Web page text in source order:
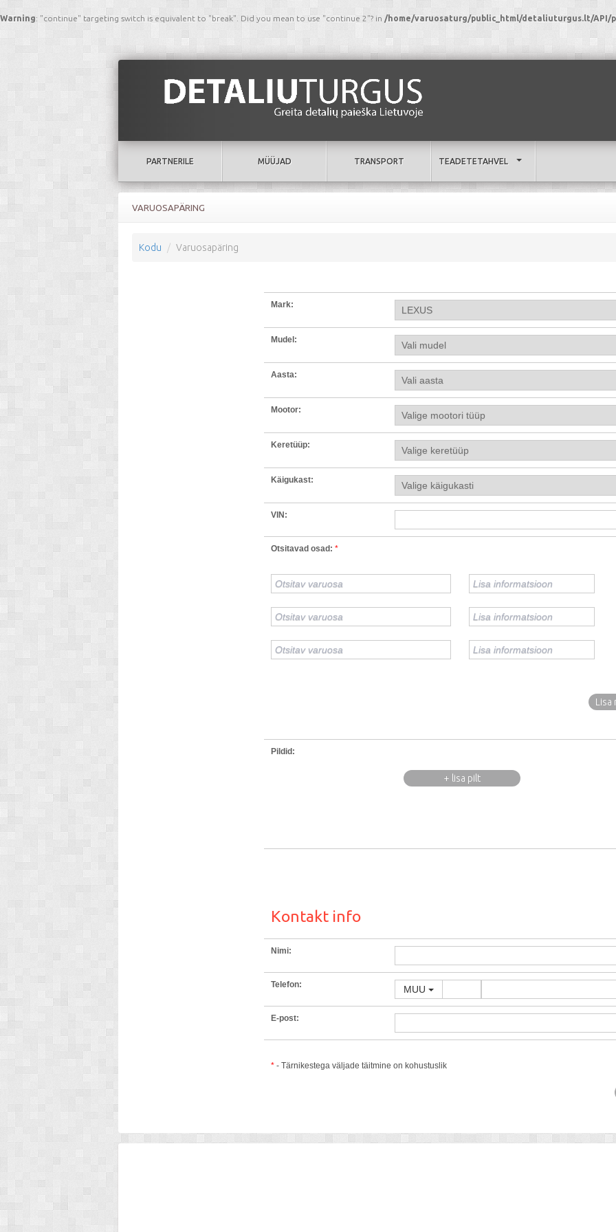
Warning: "continue" targeting switch is equivalent to "break". Did you mean to use "continue 2"? in /home/varuosaturg/public_html/detaliuturgus.lt/API/
PARTNERILE MÜÜJAD TRANSPORT TEADETETAHVEL
VARUOSAPÄRING
Kodu Varuosapäring
Mark:
Mudel:
Aasta:
Mootor:
Keretüüp:
Käigukast:
VIN:
Otsitavad osad: *
Lisa
Pildid:
+ lisa pilt
Kontakt info
Nimi:
Telefon: MUU
E-post:
* - Tärnikestega väljade täitmine on kohustuslik